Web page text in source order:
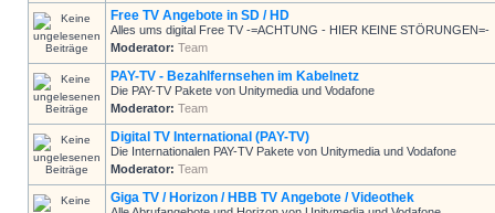
Free TV Angebote in SD / HD
Alles ums digital Free TV -=ACHTUNG - HIER KEINE STÖRUNGEN=-
Moderator: Team
PAY-TV - Bezahlfernsehen im Kabelnetz
Die PAY-TV Pakete von Unitymedia und Vodafone
Moderator: Team
Digital TV International (PAY-TV)
Die Internationalen PAY-TV Pakete von Unitymedia und Vodafone
Moderator: Team
Giga TV / Horizon / HBB TV Angebote / Videothek